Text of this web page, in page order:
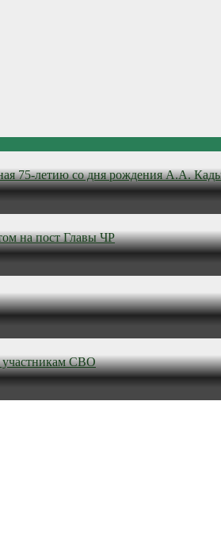
75-летию со дня рождения А.А.
на пост Главы ЧР
СВО